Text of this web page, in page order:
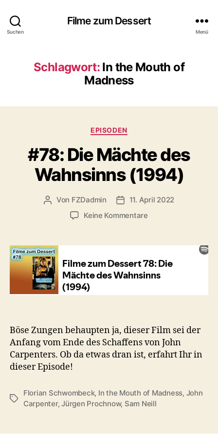
Suchen
Filme zum Dessert
Menü
Schlagwort: In the Mouth of
Madness
Kategorien
EPISODEN
#78: Die Mächte des
Wahnsinns (1994)
Beitragsautor
Von FZDadmin Veröffentlichungsdatum
11. April 2022
Keine Kommentarezu
Mächte
Wahnsinns
(1994)
Böse Zungen behaupten ja, dieser Film sei der
Anfang vom Ende des Schaffens von John
Carpenters. Ob da etwas dran ist, erfahrt Ihr in
dieser Episode!
Schlagwörter
Florian Schwombeck, In the Mouth of Madness, John
Carpenter,Jürgen Prochnow, Sam Neill